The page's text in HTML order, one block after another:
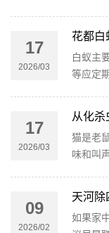
17
2026/03
花都白
白蚁主
等应定
17
2026/03
从化
猫是老
味和叫
09
2026/02
天河除
如果家